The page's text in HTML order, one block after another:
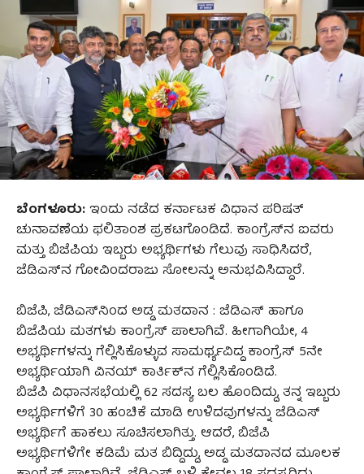
ಬೆಂಗಳೂರು:ಇಂದು ನಡೆದ ಕರ್ನಾಟಕ ವಿಧಾನ ಪರಿಷತ್‌
ಚುನಾವಣೆಯ ಫಲಿತಾಂಶ ಪ್ರಕಟಗೊಂಡಿದೆ. ಕಾಂಗ್ರೆಸ್‌ನ ಐವರು
ಮತ್ತು ಬಿಜೆಪಿಯ ಇಬ್ಬರು ಅಭ್ಯರ್ಥಿಗಳು ಗೆಲುವು ಸಾಧಿಸಿದರೆ,
ಜೆಡಿಎಸ್‌ನ ಗೋವಿಂದರಾಜು ಸೋಲನ್ನು ಅನುಭವಿಸಿದ್ದಾರೆ.
ಬಿಜೆಪಿ, ಜೆಡಿಎಸ್‌ನಿಂದ ಅಡ್ಡ ಮತದಾನ : ಜೆಡಿಎಸ್‌ ಹಾಗೂ
ಬಿಜೆಪಿಯ ಮತಗಳು ಕಾಂಗ್ರೆಸ್‌ ಪಾಲಾಗಿವೆ. ಹೀಗಾಗಿಯೇ, 4
ಅಭ್ಯರ್ಥಿಗಳನ್ನು ಗೆಲ್ಲಿಸಿಕೊಳ್ಳುವ ಸಾಮರ್ಥ್ಯವಿದ್ದ ಕಾಂಗ್ರೆಸ್‌ 5ನೇ
ಅಭ್ಯರ್ಥಿಯಾಗಿ ವಿನಯ್ ಕಾರ್ತಿಕ್‌ನ ಗೆಲ್ಲಿಸಿಕೊಂಡಿದೆ.
ಬಿಜೆಪಿ ವಿಧಾನಸಭೆಯಲ್ಲಿ 62 ಸದಸ್ಯ ಬಲ ಹೊಂದಿದ್ದು, ತನ್ನ ಇಬ್ಬರು
ಅಭ್ಯರ್ಥಿಗಳಿಗೆ 30 ಹಂಚಿಕೆ ಮಾಡಿ ಉಳಿದವುಗಳನ್ನು ಜೆಡಿಎಸ್‌
ಅಭ್ಯರ್ಥಿಗೆ ಹಾಕಲು ಸೂಚಿಸಲಾಗಿತ್ತು. ಆದರೆ, ಬಿಜೆಪಿ
ಅಭ್ಯರ್ಥಿಗಳಿಗೇ ಕಡಿಮೆ ಮತ ಬಿದ್ದಿದ್ದು, ಅಡ್ಡ ಮತದಾನದ ಮೂಲಕ